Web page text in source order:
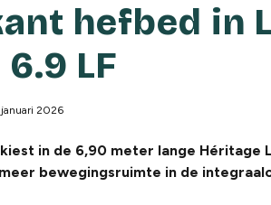
hefbed in
6.9 LF
januari 2026
in de 6,90 meter lange
bewegingsruimte in de